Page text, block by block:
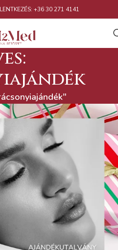
+36 30 271 4141